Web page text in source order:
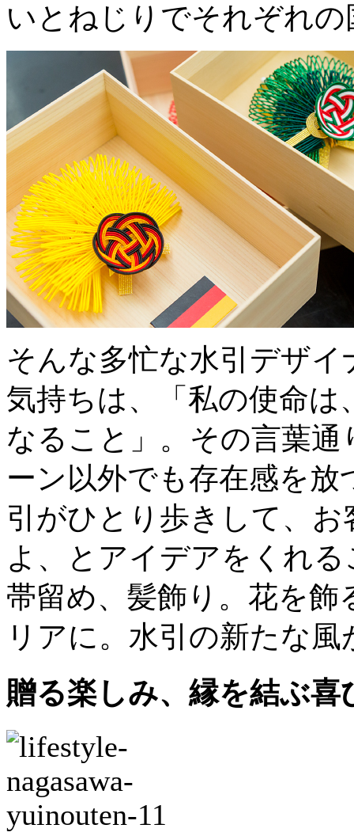
いとねじりでそれぞれ
そんな多忙な水引デザ
気持ちは、「私の使命
なること」。その言葉
ーン以外でも存在感を
引がひとり歩きして、
よ、とアイデアをくれ
帯留め、髪飾り。花を
リアに。水引の新たな
贈る楽しみ、縁を結ぶ喜